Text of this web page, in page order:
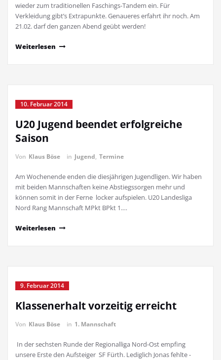
wieder zum traditionellen Faschings-Tandem ein. Für
Verkleidung gibt’s Extrapunkte. Genaueres erfahrt ihr noch. Am
21.02. darf den ganzen Abend geübt werden!
Weiterlesen
10. Februar 2014
U20 Jugend beendet erfolgreiche
Saison
Von Klaus Böse in Jugend, Termine
Am Wochenende enden die diesjährigen Jugendligen. Wir haben
mit beiden Mannschaften keine Abstiegssorgen mehr und
können somit in der Ferne locker aufspielen. U20 Landesliga
Nord Rang Mannschaft MPkt BPkt 1.…
Weiterlesen
9. Februar 2014
Klassenerhalt vorzeitig erreicht
Von Klaus Böse in 1. Mannschaft
In der sechsten Runde der Regionalliga Nord-Ost empfing
unsere Erste den Aufsteiger SF Fürth. Lediglich Jonas fehlte -